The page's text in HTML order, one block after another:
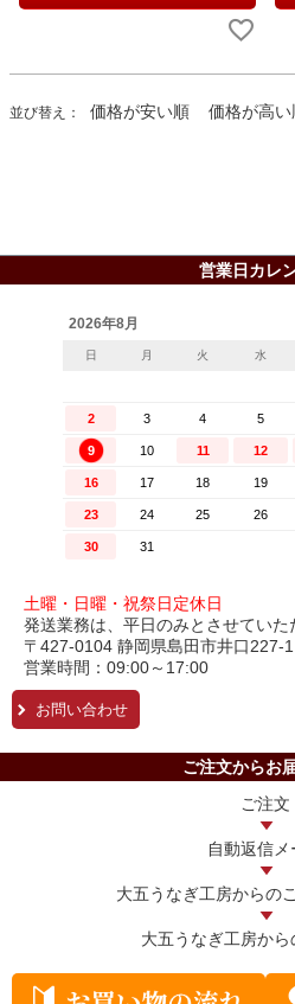
並び替え 価格が安い順 価格が高い
営業日カレ
土曜・日曜・祝祭日定休日
発送業務は、平日のみとさせていた
〒427-0104 静岡県島田市井口227-1
営業時間：09:00～17:00
お問い合わせ
ご注文からお
ご注文
自動返信メ
大五うなぎ工房からの
大五うなぎ工房から